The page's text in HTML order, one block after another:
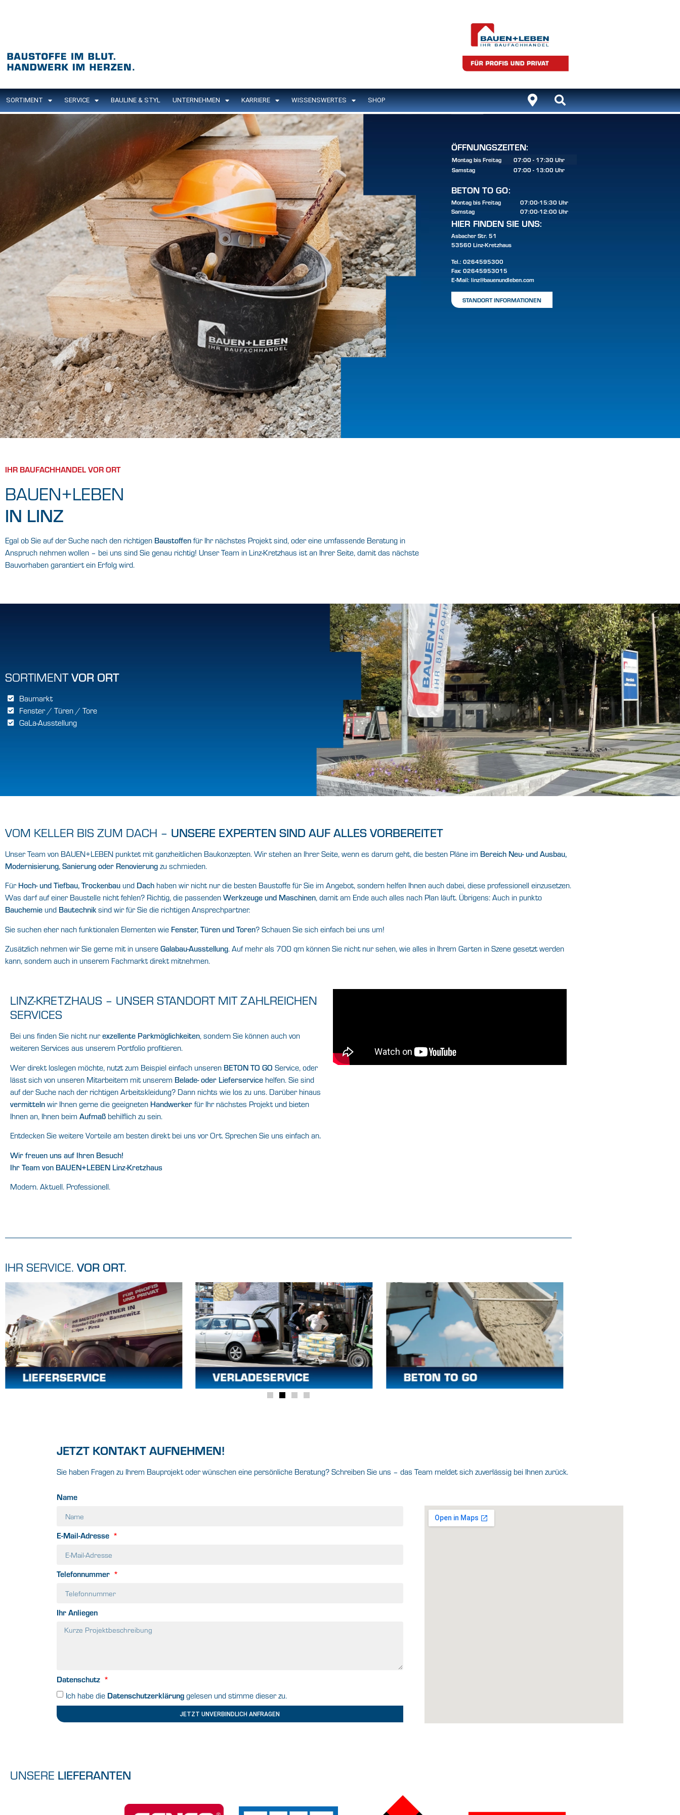
SORTIMENT SERVICE BAULINE & STYL UNTERNEHMEN KARRIERE WISSENSWERTES SHOP
ÖFFNUNGSZEITEN:
Montag bis Freitag
07:00 - 17:30 Uhr
Samstag
07:00 - 13:00 Uhr
BETON TO GO:
Montag bis Freitag
07:00-15:30 Uhr
Samstag
07:00-12:00 Uhr
HIER FINDEN SIE UNS:
Asbacher Str. 51
53560 Linz-Kretzhaus
Tel.: 0264595300
Fax: 02645953015
E-Mail: linz@bauenundleben.com
STANDORT INFORMATIONEN
IHR BAUFACHHANDEL VOR ORT
BAUEN+LEBEN
IN LINZ
Egal ob Sie auf der Suche nach den richtigen Baustoffen für Ihr nächstes Projekt sind, oder eine umfassende Beratung in
Anspruch nehmen wollen – bei uns sind Sie genau richtig! Unser Team in Linz-Kretzhaus ist an Ihrer Seite, damit das nächste
Bauvorhaben garantiert ein Erfolg wird.
SORTIMENTVOR ORT
Baumarkt
Fenster / Türen / Tore
GaLa-Ausstellung
VOM KELLER BIS ZUM DACH – UNSERE EXPERTEN SIND AUF ALLES VORBEREITET
Unser Team von BAUEN+LEBEN punktet mit ganzheitlichen Baukonzepten. Wir stehen an Ihrer Seite, wenn es darum geht, die besten Pläne im Bereich Neu- und Ausbau,
Modernisierung, Sanierung oder Renovierung zu schmieden.
Für Hoch- und Tiefbau, Trockenbau und Dach haben wir nicht nur die besten Baustoffe für Sie im Angebot, sondern helfen Ihnen auch dabei, diese professionell einzusetzen.
Was darf auf einer Baustelle nicht fehlen? Richtig, die passenden Werkzeuge und Maschinen, damit am Ende auch alles nach Plan läuft. Übrigens: Auch in punkto
Bauchemie und Bautechniksind wir für Sie die richtigen Ansprechpartner.
Sie suchen eher nach funktionalen Elementen wie Fenster, Türen und Toren? Schauen Sie sich einfach bei uns um!
Zusätzlich nehmen wir Sie gerne mit in unsere Galabau-Ausstellung. Auf mehr als 700 qm können Sie nicht nur sehen, wie alles in Ihrem Garten in Szene gesetzt werden
kann, sondern auch in unserem Fachmarkt direkt mitnehmen.
LINZ-KRETZHAUS – UNSER STANDORT MIT ZAHLREICHEN
SERVICES
Bei uns finden Sie nicht nurexzellente Parkmöglichkeiten, sondern Sie können auch von
weiteren Services aus unserem Portfolio profitieren.
Wer direkt loslegen möchte, nutzt zum Beispiel einfach unseren BETON TO GO Service, oder
lässt sich von unseren Mitarbeitern mit unserem Belade- oder Lieferservice helfen. Sie sind
auf der Suche nach der richtigen Arbeitskleidung? Dann nichts wie los zu uns. Darüber hinaus
vermitteln wir Ihnen gerne die geeigneten Handwerker für Ihr nächstes Projekt und bieten
Ihnen an, Ihnen beim Aufmaß behilflich zu sein.
Entdecken Sie weitere Vorteile am besten direkt bei uns vor Ort. Sprechen Sie uns einfach an.
Wir freuen uns auf Ihren Besuch!
Ihr Team von BAUEN+LEBEN Linz-Kretzhaus
Modern. Aktuell. Professionell.
IHR SERVICE. VOR ORT.
JETZT KONTAKT AUFNEHMEN!
Sie haben Fragen zu Ihrem Bauprojekt oder wünschen eine persönliche Beratung? Schreiben Sie uns – das Team meldet sich zuverlässig bei Ihnen zurück.
Name
E-Mail-Adresse
Telefonnummer
Ihr Anliegen
Datenschutz
Ich habe die Datenschutzerklärung gelesen und stimme dieser zu.
JETZT UNVERBINDLICH ANFRAGEN
UNSERE LIEFERANTEN